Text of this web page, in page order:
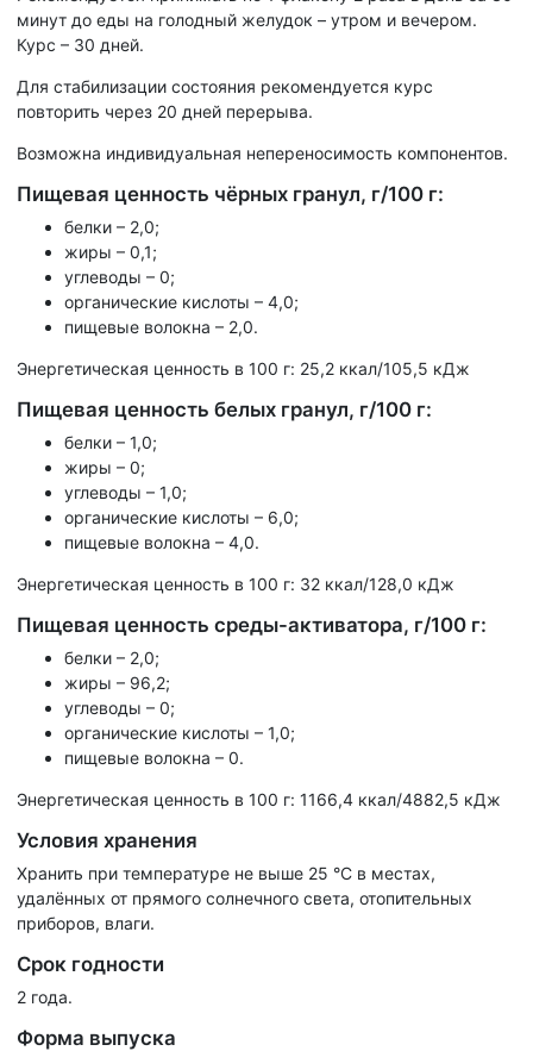
минут до еды на голодный желудок – утром и вечером.
Курс – 30 дней.
Для стабилизации состояния рекомендуется курс
повторить через 20 дней перерыва.
Возможна индивидуальная непереносимость компонентов.
Пищевая ценность чёрных гранул, г/100 г:
белки – 2,0;
жиры – 0,1;
углеводы – 0;
органические кислоты – 4,0;
пищевые волокна – 2,0.
Энергетическая ценность в 100 г: 25,2 ккал/105,5 кДж
Пищевая ценность белых гранул, г/100 г:
белки – 1,0;
жиры – 0;
углеводы – 1,0;
органические кислоты – 6,0;
пищевые волокна – 4,0.
Энергетическая ценность в 100 г: 32 ккал/128,0 кДж
Пищевая ценность среды-активатора, г/100 г:
белки – 2,0;
жиры – 96,2;
углеводы – 0;
органические кислоты – 1,0;
пищевые волокна – 0.
Энергетическая ценность в 100 г: 1166,4 ккал/4882,5 кДж
Условия хранения
Хранить при температуре не выше 25 °С в местах,
удалённых от прямого солнечного света, отопительных
приборов, влаги.
Срок годности
2 года.
Форма выпуска